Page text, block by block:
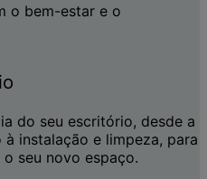
o bem-estar e o
do seu escritório, desde a
instalação e limpeza, para
seu novo espaço.